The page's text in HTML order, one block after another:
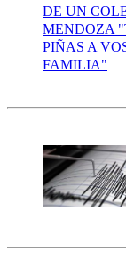
DE UN
MENDOZA
PIÑAS A
FAMILIA"